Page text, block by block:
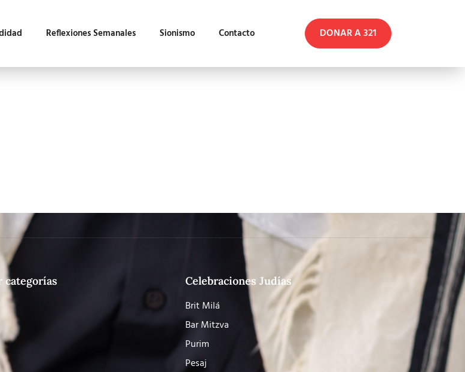
Reflexiones Semanales Sionismo Contacto DONAR A 321
categorías Celebraciones Judías
Brit Milá
Bar Mitzva
Purim
Pesaj